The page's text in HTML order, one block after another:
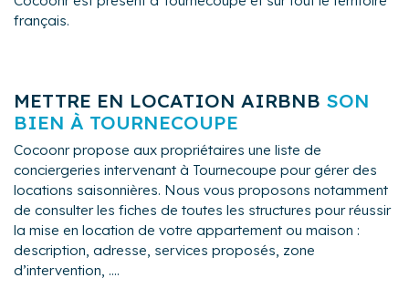
CHECK-IN / CHECK-OUT
intervenants en coordination.
- Inspection régulière de la propriété, afin de détecter
rotations
- Proposer un panier d'accueil aux locataires
- Créer, Diffuser et communiquer sur votre bien.
- Maximiser l'occupation locative en faisant la
promotion de l'hébergement selon les conditions du
marché.
- Garantir un lancement et une mise en place
français.
METTRE EN LOCATION AIRBNB SON
BIEN À TOURNECOUPE
Cocoonr propose aux propriétaires une liste de
conciergeries intervenant à Tournecoupe pour gérer des
locations saisonnières. Nous vous proposons notamment
de consulter les fiches de toutes les structures pour réussir
la mise en location de votre appartement ou maison :
description, adresse, services proposés, zone
d’intervention, ....